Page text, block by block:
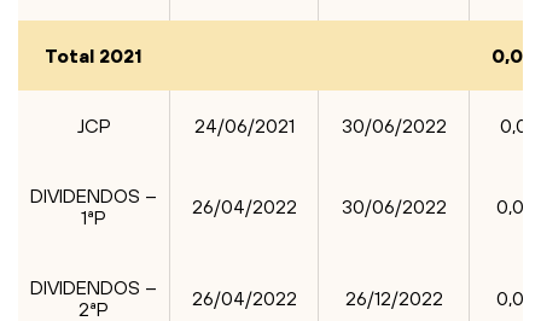
Limpar
Total 2021
JCP 24/06/2021 30/06/2022
DIVIDENDOS –
1ªP
26/04/2022 30/06/2022
DIVIDENDOS –
2ªP
26/04/2022 26/12/2022